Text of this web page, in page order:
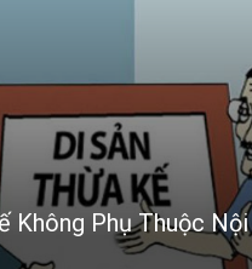
Không Phụ Thuộc Nội